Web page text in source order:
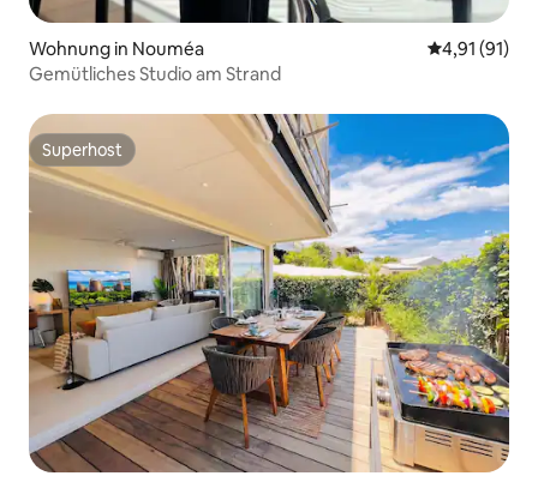
Wohnung in Nouméa
4,91 (91)
Gemütliches Studio am Strand
Superhost
Superhost